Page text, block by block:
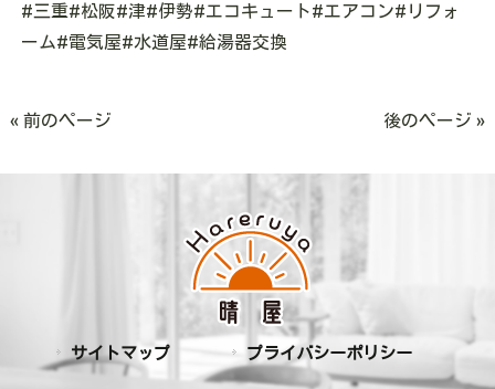
#三重#松阪#津#伊勢#エコキュート#エアコン# リフォ
ーム#電気屋#水道屋#給湯器交換
« 前のページ 後のページ »
サイトマップ プライバシーポリシー